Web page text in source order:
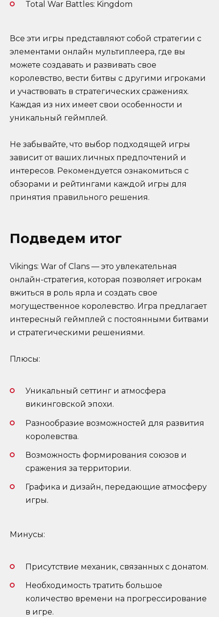
Total War Battles: Kingdom
Все эти игры представляют собой стратегии с
элементами онлайн мультиплеера, где вы
можете создавать и развивать свое
королевство, вести битвы с другими игроками
и участвовать в стратегических сражениях.
Каждая из них имеет свои особенности и
уникальный геймплей.
Не забывайте, что выбор подходящей игры
зависит от ваших личных предпочтений и
интересов. Рекомендуется ознакомиться с
обзорами и рейтингами каждой игры для
принятия правильного решения.
Подведем итог
Vikings: War of Clans — это увлекательная
онлайн-стратегия, которая позволяет игрокам
вжиться в роль ярла и создать свое
могущественное королевство. Игра предлагает
интересный геймплей с постоянными битвами
и стратегическими решениями.
Плюсы:
Уникальный сеттинг и атмосфера
викинговской эпохи.
Разнообразие возможностей для развития
королевства.
Возможность формирования союзов и
сражения за территории.
Графика и дизайн, передающие атмосферу
игры.
Минусы:
Присутствие механик, связанных с донатом.
Необходимость тратить большое
количество времени на прогрессирование
в игре.